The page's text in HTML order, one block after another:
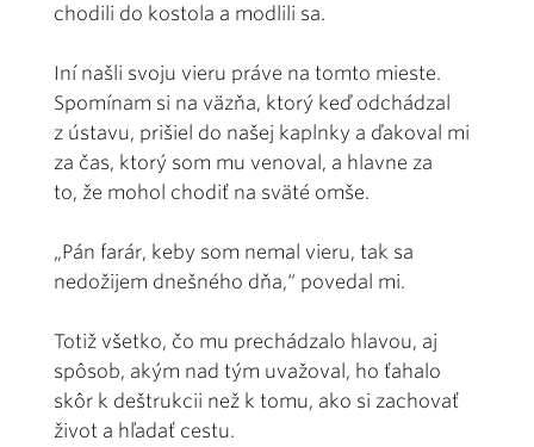
chodili do kostola a modlili sa.
Iní našli svoju vieru práve na tomto mieste.
Spomínam si na väzňa, ktorý keď odchádzal
z ústavu, prišiel do našej kaplnky a ďakoval mi
za čas, ktorý som mu venoval, a hlavne za
to, že mohol chodiť na sväté omše.
„Pán farár, keby som nemal vieru, tak sa
nedožijem dnešného dňa,“ povedal mi.
Totiž všetko, čo mu prechádzalo hlavou, aj
spôsob, akým nad tým uvažoval, ho ťahalo
skôr k deštrukcii než k tomu, ako si zachovať
život a hľadať cestu.